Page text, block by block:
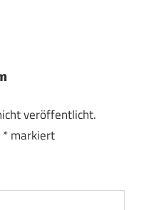
veröffentlicht.
*markiert